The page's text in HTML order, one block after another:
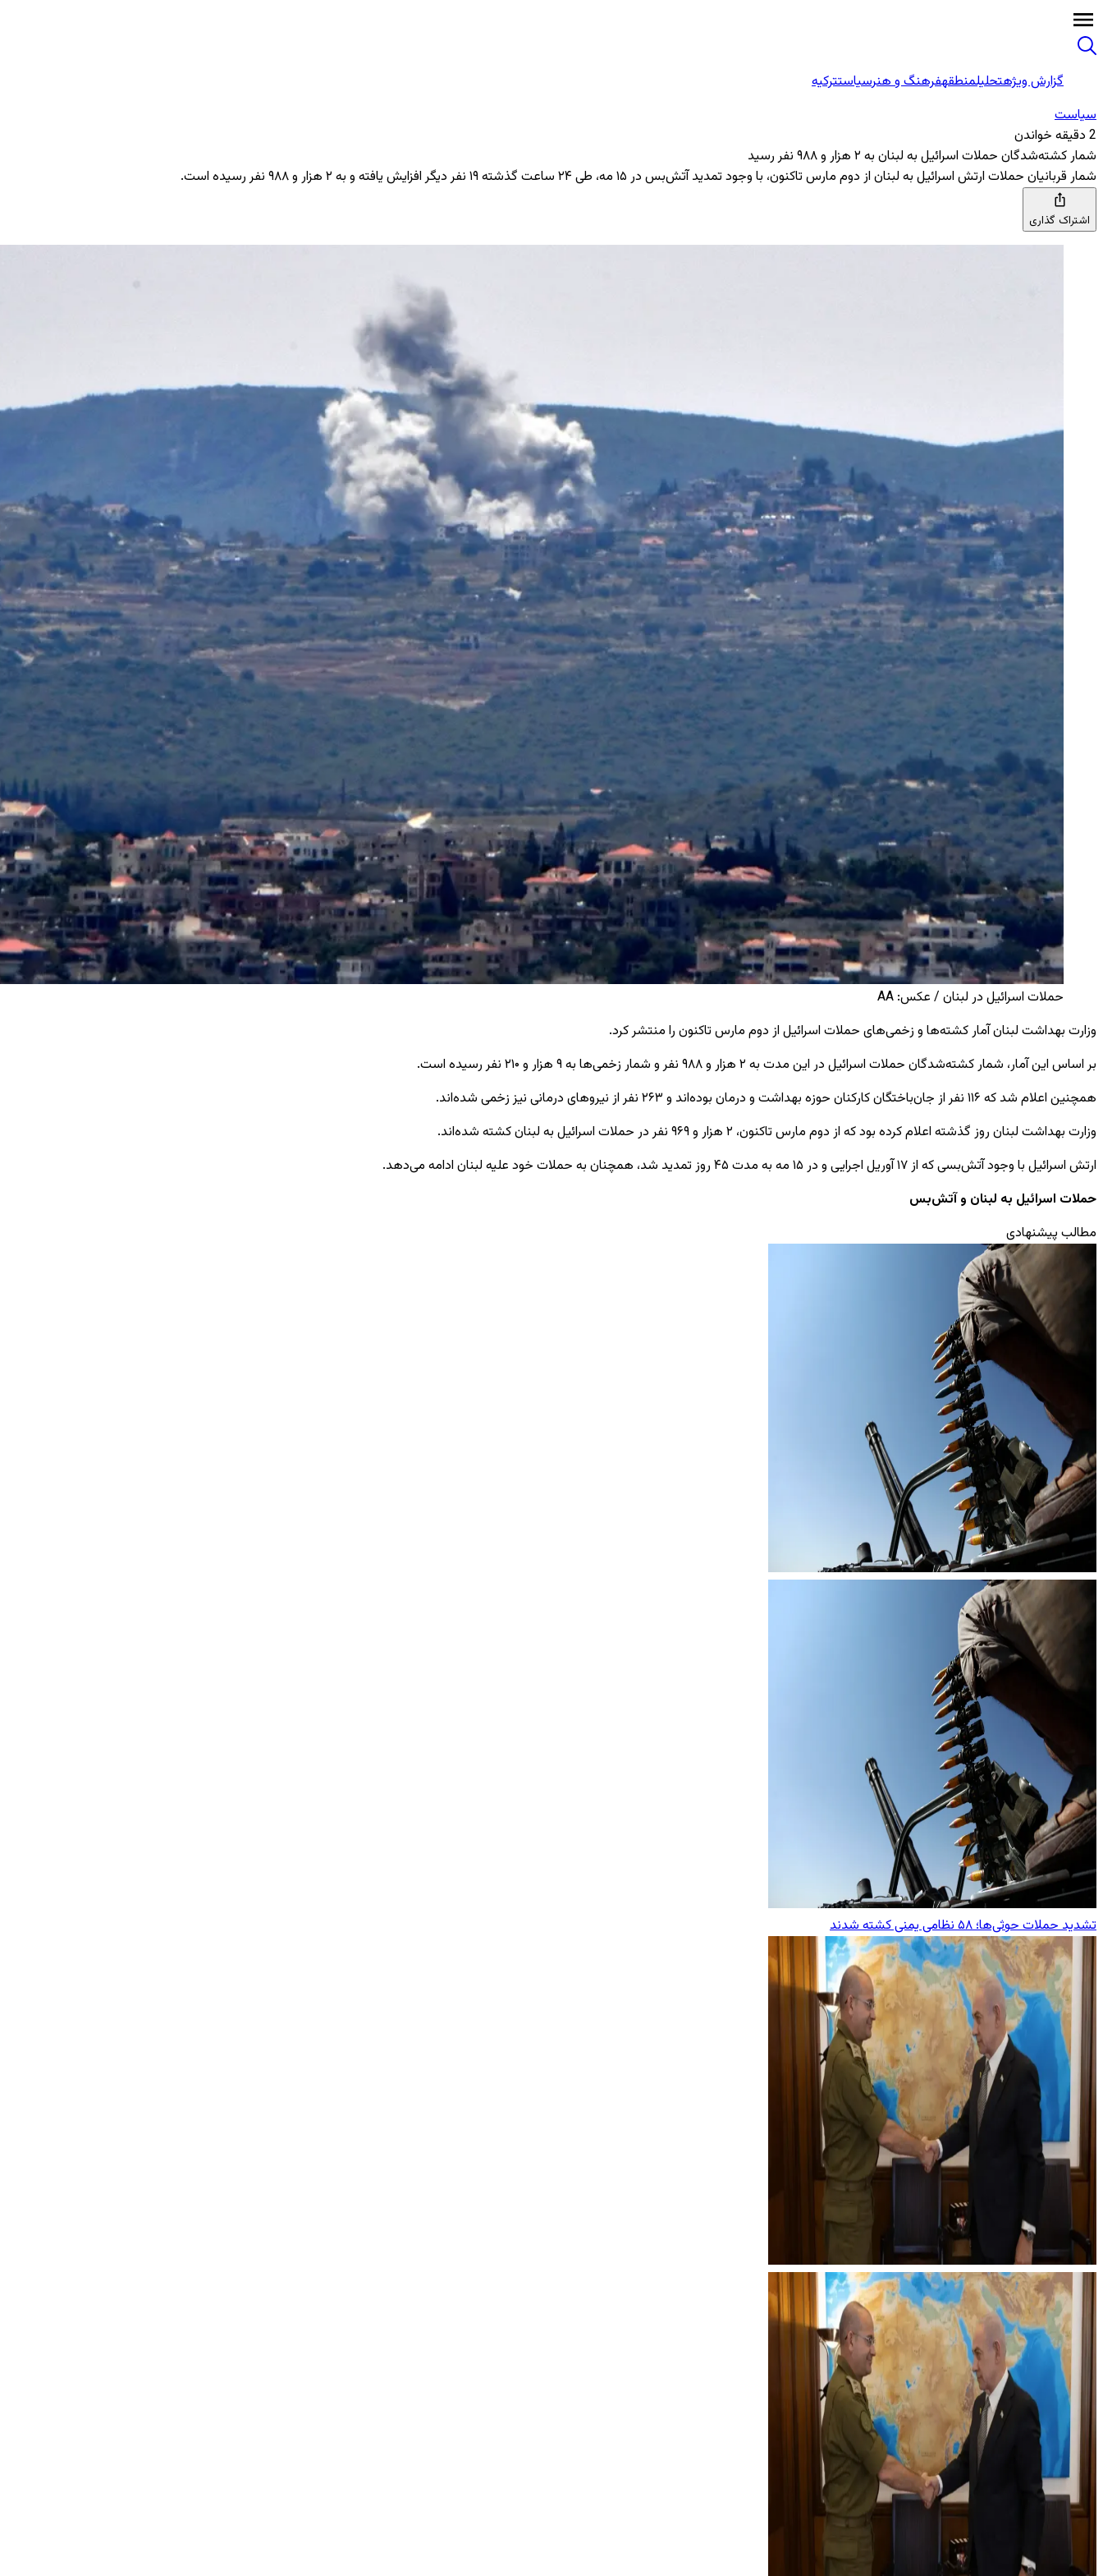
گزارش ویژهتحلیلمنطقهفرهنگ و هنرسیاستترکیه
سیاست
2 دقیقه خواندن
شمار کشته‌شدگان حملات اسرائیل به لبنان به ۲ هزار و ۹۸۸ نفر رسید
شمار قربانیان حملات ارتش اسرائیل به لبنان از دوم مارس تاکنون، با وجود تمدید آتش‌بس در ۱۵ مه، طی ۲۴ ساعت گذشته ۱۹ نفر دیگر افزایش یافته و به ۲ هزار و ۹۸۸ نفر رسیده است.
اشتراک گذاری
حملات اسرائیل در لبنان / عکس: AA
وزارت بهداشت لبنان آمار کشته‌ها و زخمی‌های حملات اسرائیل از دوم مارس تاکنون را منتشر کرد.
بر اساس این آمار، شمار کشته‌شدگان حملات اسرائیل در این مدت به ۲ هزار و ۹۸۸ نفر و شمار زخمی‌ها به ۹ هزار و ۲۱۰ نفر رسیده است.
همچنین اعلام شد که ۱۱۶ نفر از جان‌باختگان کارکنان حوزه بهداشت و درمان بوده‌اند و ۲۶۳ نفر از نیروهای درمانی نیز زخمی شده‌اند.
وزارت بهداشت لبنان روز گذشته اعلام کرده بود که از دوم مارس تاکنون، ۲ هزار و ۹۶۹ نفر در حملات اسرائیل به لبنان کشته شده‌اند.
ارتش اسرائیل با وجود آتش‌بسی که از ۱۷ آوریل اجرایی و در ۱۵ مه به مدت ۴۵ روز تمدید شد، همچنان به حملات خود علیه لبنان ادامه می‌دهد.
حملات اسرائیل به لبنان و آتش‌بس
مطالب پیشنهادی
تشدید حملات حوثی‌ها؛ ۵۸ نظامی یمنی کشته شدند